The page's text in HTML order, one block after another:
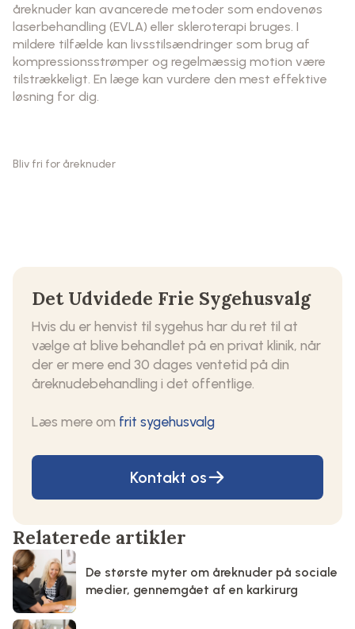
åreknuder kan avancerede metoder som endovenøs
laserbehandling (EVLA) eller skleroterapi bruges. I
mildere tilfælde kan livsstilsændringer som brug af
kompressionsstrømper og regelmæssig motion være
tilstrækkeligt. En læge kan vurdere den mest effektive
løsning for dig.
Bliv fri for åreknuder
Det Udvidede Frie Sygehusvalg
Hvis du er henvist til sygehus har du ret til at
vælge at blive behandlet på en privat klinik, når
der er mere end 30 dages ventetid på din
åreknudebehandling i det offentlige.
Læs mere om frit sygehusvalg
Kontakt os
Relaterede artikler
De største myter om åreknuder på sociale
medier, gennemgået af en karkirurg